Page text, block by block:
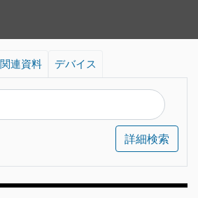
関連資料 デバイス
詳細検索